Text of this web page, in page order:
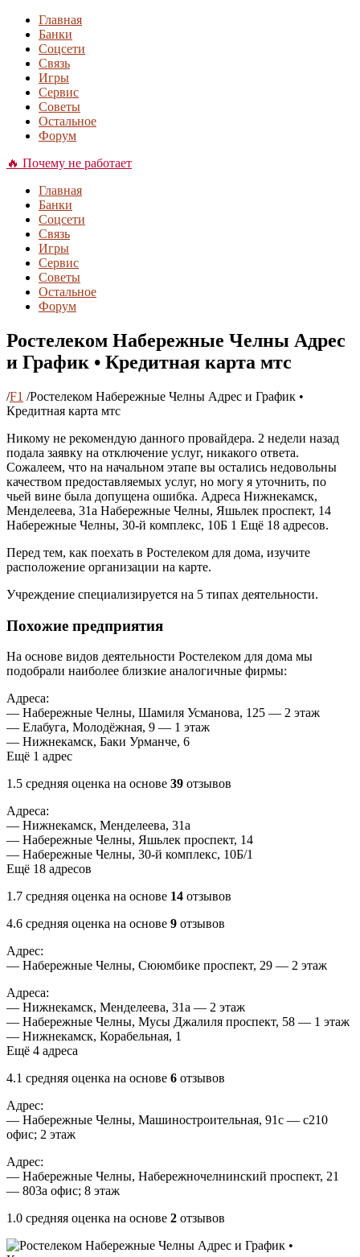
Главная
Банки
Соцсети
Связь
Игры
Сервис
Советы
Остальное
Форум
🔥 Почему не работает
Главная
Банки
Соцсети
Связь
Игры
Сервис
Советы
Остальное
Форум
Ростелеком Набережные Челны Адрес
и График • Кредитная карта мтс
/F1 /Ростелеком Набережные Челны Адрес и График •
Кредитная карта мтс
Никому не рекомендую данного провайдера. 2 недели назад
подала заявку на отключение услуг, никакого ответа.
Сожалеем, что на начальном этапе вы остались недовольны
качеством предоставляемых услуг, но могу я уточнить, по
чьей вине была допущена ошибка. Адреса Нижнекамск,
Менделеева, 31а Набережные Челны, Яшьлек проспект, 14
Набережные Челны, 30-й комплекс, 10Б 1 Ещё 18 адресов.
Перед тем, как поехать в Ростелеком для дома, изучите
расположение организации на карте.
Учреждение специализируется на 5 типах деятельности.
Похожие предприятия
На основе видов деятельности Ростелеком для дома мы
подобрали наиболее близкие аналогичные фирмы:
Адреса:
— Набережные Челны, Шамиля Усманова, 125 — 2 этаж
— Елабуга, Молодёжная, 9 — 1 этаж
— Нижнекамск, Баки Урманче, 6
Ещё 1 адрес
1.5 cредняя оценка на основе 39 отзывов
Адреса:
— Нижнекамск, Менделеева, 31а
— Набережные Челны, Яшьлек проспект, 14
— Набережные Челны, 30-й комплекс, 10Б/1
Ещё 18 адресов
1.7 cредняя оценка на основе 14 отзывов
4.6 cредняя оценка на основе 9 отзывов
Адрес:
— Набережные Челны, Сююмбике проспект, 29 — 2 этаж
Адреса:
— Нижнекамск, Менделеева, 31а — 2 этаж
— Набережные Челны, Мусы Джалиля проспект, 58 — 1 этаж
— Нижнекамск, Корабельная, 1
Ещё 4 адреса
4.1 cредняя оценка на основе 6 отзывов
Адрес:
— Набережные Челны, Машиностроительная, 91с — с210
офис; 2 этаж
Адрес:
— Набережные Челны, Набережночелнинский проспект, 21
— 803а офис; 8 этаж
1.0 cредняя оценка на основе 2 отзывов